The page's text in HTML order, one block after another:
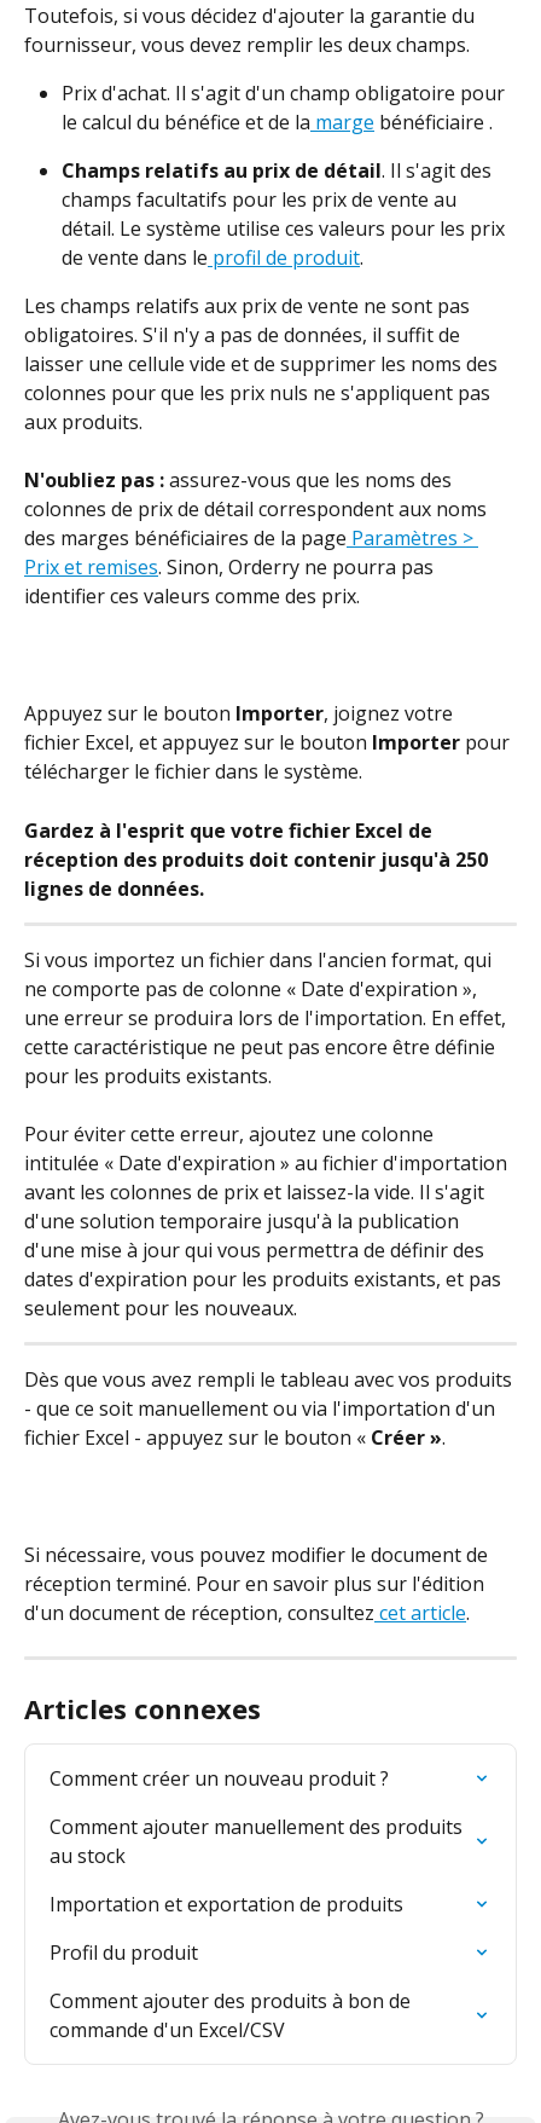
Toutefois, si vous décidez d'ajouter la garantie du
fournisseur, vous devez remplir les deux champs.
Prix d'achat. Il s'agit d'un champ obligatoire pour
le calcul du bénéfice et de la marge bénéficiaire .
Champs relatifs au prix de détail. Il s'agit des
champs facultatifs pour les prix de vente au
détail. Le système utilise ces valeurs pour les prix
de vente dans le profil de produit.
Les champs relatifs aux prix de vente ne sont pas
obligatoires. S'il n'y a pas de données, il suffit de
laisser une cellule vide et de supprimer les noms des
colonnes pour que les prix nuls ne s'appliquent pas
aux produits.
N'oubliez pas : assurez-vous que les noms des
colonnes de prix de détail correspondent aux noms
des marges bénéficiaires de la page Paramètres >
Prix et remises. Sinon, Orderry ne pourra pas
identifier ces valeurs comme des prix.
Appuyez sur le bouton Importer, joignez votre
fichier Excel, et appuyez sur le bouton Importer pour
télécharger le fichier dans le système.
Gardez à l'esprit que votre fichier Excel de
réception des produits doit contenir jusqu'à 250
lignes de données.
Si vous importez un fichier dans l'ancien format, qui
ne comporte pas de colonne « Date d'expiration »,
une erreur se produira lors de l'importation. En effet,
cette caractéristique ne peut pas encore être définie
pour les produits existants.
Pour éviter cette erreur, ajoutez une colonne
intitulée « Date d'expiration » au fichier d'importation
avant les colonnes de prix et laissez-la vide. Il s'agit
d'une solution temporaire jusqu'à la publication
d'une mise à jour qui vous permettra de définir des
dates d'expiration pour les produits existants, et pas
seulement pour les nouveaux.
Dès que vous avez rempli le tableau avec vos produits
- que ce soit manuellement ou via l'importation d'un
fichier Excel - appuyez sur le bouton « Créer ».
Si nécessaire, vous pouvez modifier le document de
réception terminé. Pour en savoir plus sur l'édition
d'un document de réception, consultez cet article.
Articles connexes
Comment créer un nouveau produit ?
Comment ajouter manuellement des produits
au stock
Importation et exportation de produits
Profil du produit
Comment ajouter des produits à bon de
commande d'un Excel/CSV